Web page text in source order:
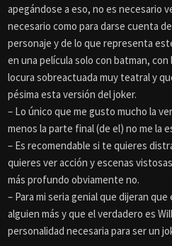
apegándose a eso, no es necesario
necesario como para darse cuenta
personaje y de lo que representa
en una película solo con batman,
locura sobreactuada muy teatral y
pésima esta versión del joker.
– Lo único que me gusto mucho la
menos la parte final (de el) no me la
– Es recomendable si te quieres
quieres ver acción y escenas
más profundo obviamente no.
– Para mi seria genial que dijeran
alguien más y que el verdadero es
personalidad necesaria para ser un